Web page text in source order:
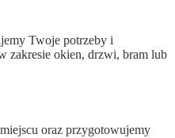
Twoje potrzeby i
zakresie okien, drzwi, bram lub
oraz przygotowujemy